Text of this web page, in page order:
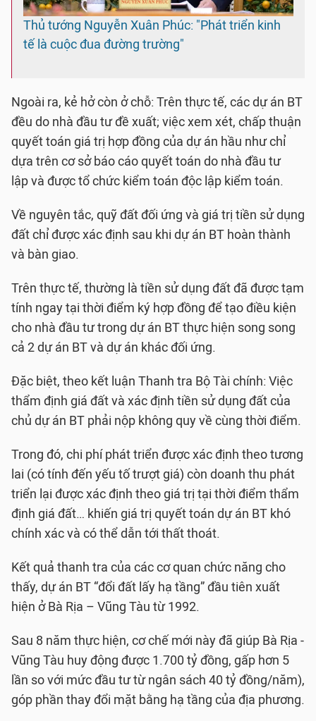
Thủ tướng Nguyễn Xuân Phúc: "Phát triển kinh
tế là cuộc đua đường trường"
Ngoài ra, kẻ hở còn ở chỗ: Trên thực tế, các dự án BT
đều do nhà đầu tư đề xuất; việc xem xét, chấp thuận
quyết toán giá trị hợp đồng của dự án hầu như chỉ
dựa trên cơ sở báo cáo quyết toán do nhà đầu tư
lập và được tổ chức kiểm toán độc lập kiểm toán.
Về nguyên tắc, quỹ đất đối ứng và giá trị tiền sử dụng
đất chỉ được xác định sau khi dự án BT hoàn thành
và bàn giao.
Trên thực tế, thường là tiền sử dụng đất đã được tạm
tính ngay tại thời điểm ký hợp đồng để tạo điều kiện
cho nhà đầu tư trong dự án BT thực hiện song song
cả 2 dự án BT và dự án khác đối ứng.
Đặc biệt, theo kết luận Thanh tra Bộ Tài chính: Việc
thẩm định giá đất và xác định tiền sử dụng đất của
chủ dự án BT phải nộp không quy về cùng thời điểm.
Trong đó, chi phí phát triển được xác định theo tương
lai (có tính đến yếu tố trượt giá) còn doanh thu phát
triển lại được xác định theo giá trị tại thời điểm thẩm
định giá đất… khiến giá trị quyết toán dự án BT khó
chính xác và có thể dẫn tới thất thoát.
Kết quả thanh tra của các cơ quan chức năng cho
thấy, dự án BT “đổi đất lấy hạ tầng” đầu tiên xuất
hiện ở Bà Rịa – Vũng Tàu từ 1992.
Sau 8 năm thực hiện, cơ chế mới này đã giúp Bà Rịa -
Vũng Tàu huy động được 1.700 tỷ đồng, gấp hơn 5
lần so với mức đầu tư từ ngân sách 40 tỷ đồng/năm),
góp phần thay đổi mặt bằng hạ tầng của địa phương.